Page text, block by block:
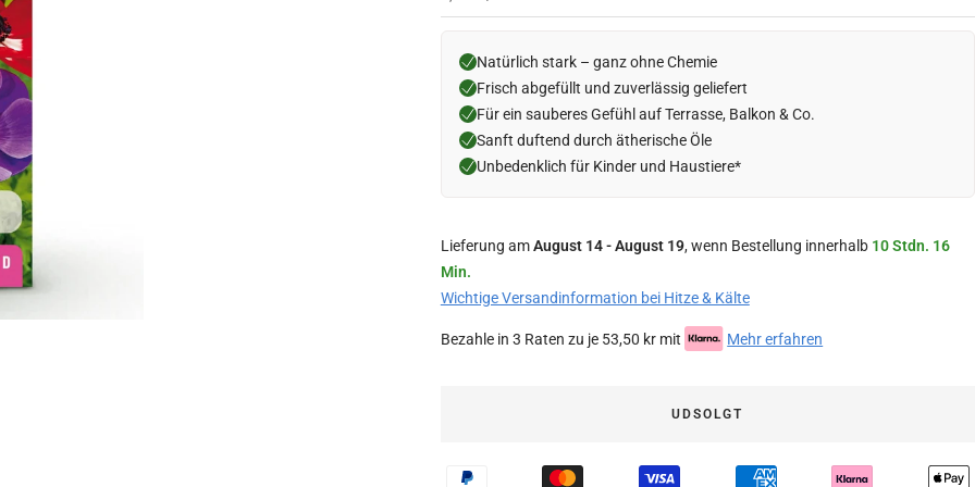
Natürlich stark – ganz ohne Chemie
Frisch abgefüllt und zuverlässig geliefert
Für ein sauberes Gefühl auf Terrasse, Balkon & Co.
Sanft duftend durch ätherische Öle
Unbedenklich für Kinder und Haustiere*
Lieferung amAugust 14 - August 19, wenn Bestellung innerhalb 10 Stdn. 16
Min.
Wichtige Versandinformation bei Hitze & Kälte
Bezahle in 3 Raten zu je 53,50 kr mit Mehr erfahren
UDSOLGT